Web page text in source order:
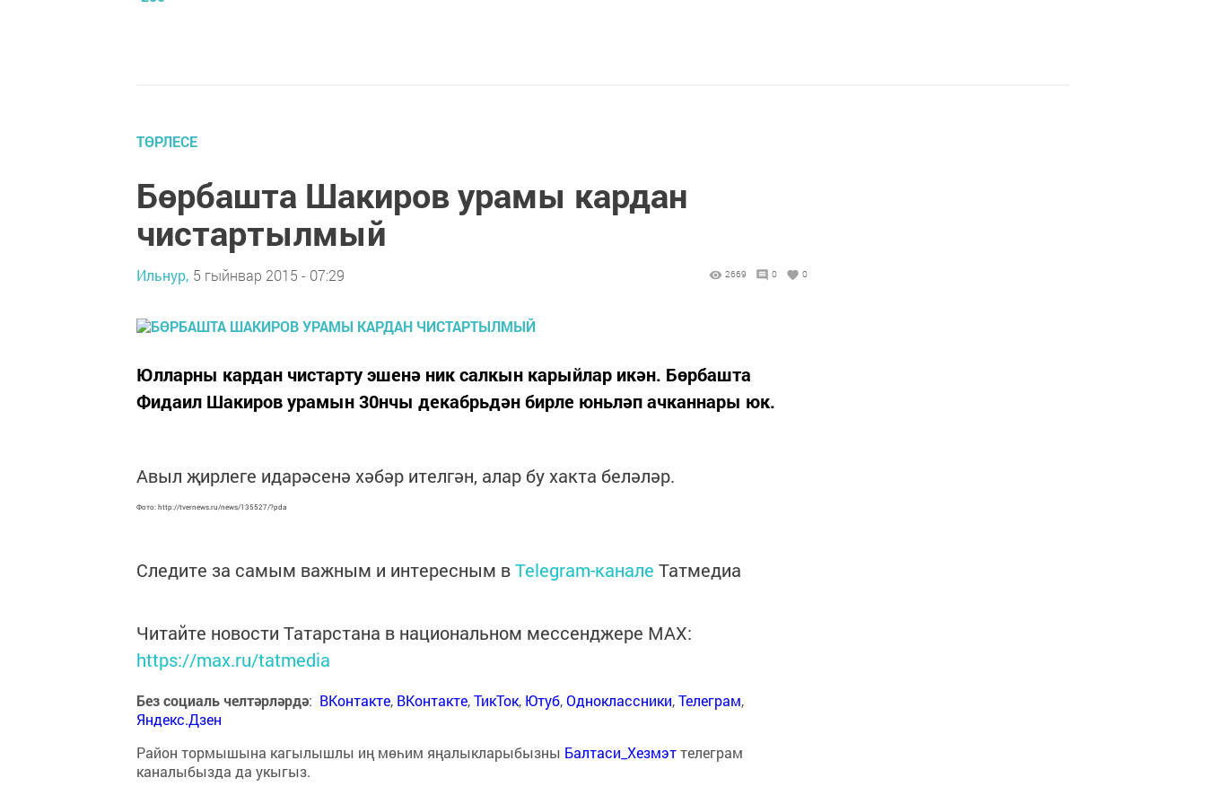
ТӨРЛЕСЕ
Бөрбашта Шакиров урамы кардан
чистартылмый
Ильнур, 5 гыйнвар 2015 - 07:29 2669 0 0
Юлларны кардан чистарту эшенә ник салкын карыйлар икән. Бөрбашта
Фидаил Шакиров урамын 30нчы декабрьдән бирле юньләп ачканнары юк.
Авыл җирлеге идарәсенә хәбәр ителгән, алар бу хакта беләләр.
Фото: http://tvernews.ru/news/135527/?pda
Следите за самым важным и интересным вTelegram-канале Татмедиа
Читайте новости Татарстана в национальном мессенджере MАХ:
https://max.ru/tatmedia
Без социаль челтәрләрдә: ВКонтакте, ВКонтакте,ТикТок, Ютуб,Одноклассники,Телеграм,
Яндекс.Дзен
Район тормышына кагылышлы иң мөһим яңалыкларыбызны Балтаси_Хезмэттелеграм
каналыбызда да укыгыз.